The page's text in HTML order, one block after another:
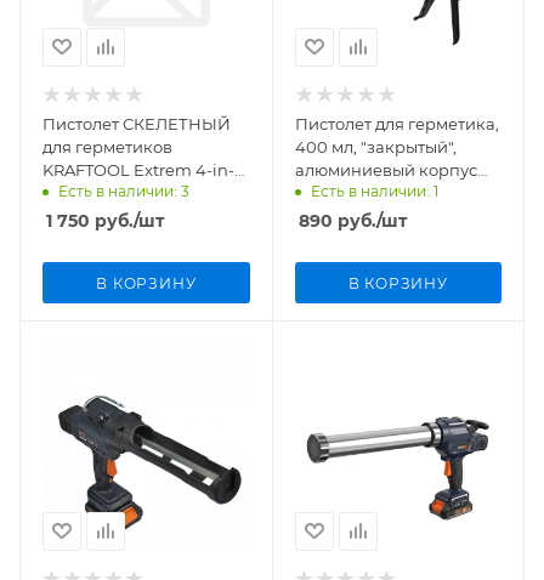
Пистолет СКЕЛЕТНЫЙ
для герметиков
KRAFTOOL Extrem 4-in-1
310 мл арт. 06676
Есть в наличии: 3
1 750 руб./шт
В КОРЗИНУ
Пистолет для герметика,
400 мл, "закрытый",
алюминиевый корпус
Sparta арт. 886475
Есть в наличии: 1
890 руб./шт
В КОРЗИНУ